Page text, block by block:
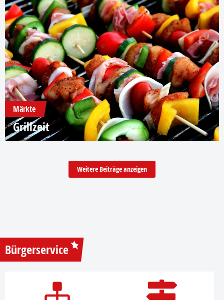
Märkte
Grillzeit
Weitere Beiträge anzeigen
Bürgerservice